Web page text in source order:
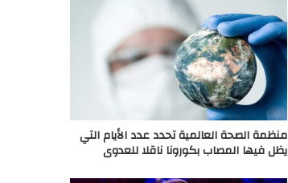
منظمة الصحة العالمية تحدد عدد الأيام التي
يظل فيها المصاب بكورونا ناقلا للعدوى